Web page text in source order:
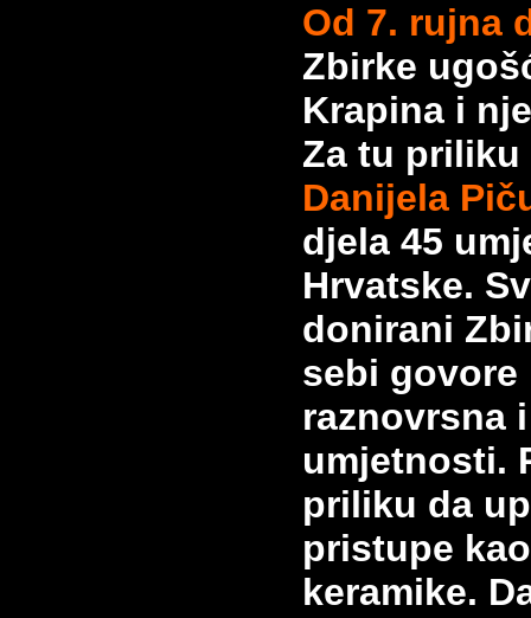
Od 7. rujna
Zbirke
Krapina i
Za tu
Danijela
djela 45
Hrvatske.
donirani
sebi govore
raznovrsna
umjetnosti.
priliku da
pristupe
keramike.